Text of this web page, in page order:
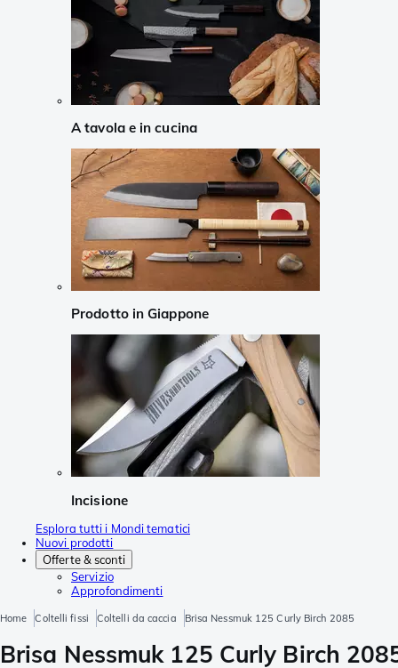
A tavola e in cucina
Prodotto in Giappone
Incisione
Esplora tutti i Mondi tematici
Nuovi prodotti
Offerte & sconti
Servizio
Approfondimenti
Home Coltelli fissi Coltelli da caccia Brisa Nessmuk 125 Curly Birch 2085
Brisa Nessmuk 125 Curly Birch